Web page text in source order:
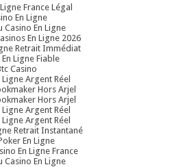
France Légal
En Ligne
Casino En Ligne
En Ligne 2026
Retrait Immédiat
Ligne Fiable
Casino
Ligne Argent Réel
Hors Arjel
Hors Arjel
Ligne Argent Réel
Ligne Argent Réel
Retrait Instantané
En Ligne
En Ligne France
Casino En Ligne